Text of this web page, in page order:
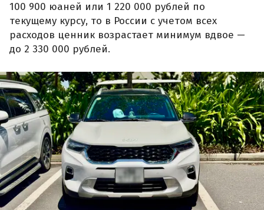
100 900 юаней или 1 220 000 рублей по
текущему курсу, то в России с учетом всех
расходов ценник возрастает минимум вдвое —
до 2 330 000 рублей.